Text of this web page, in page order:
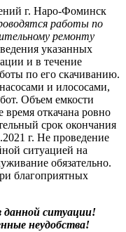
г. Наро-Фоминск
работы по
ремонту
указанных
и в течение
по его скачиванию.
и илососами,
Объем емкости
время откачана ровно
срок окончания
г. Не проведение
ситуацией на
обязательно.
благоприятных
данной ситуации!
неудобства!